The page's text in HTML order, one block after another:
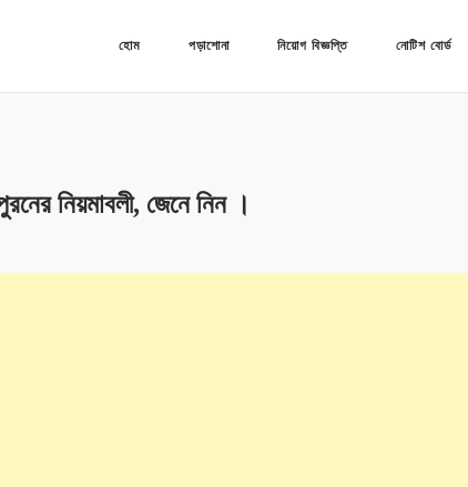
হোম পড়াশোনা নিয়োগ বিজ্ঞপ্তি নোটিশ বোর্ড
নিয়মাবলী, জেনে নিন ।